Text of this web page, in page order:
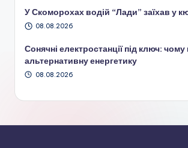
У Скоморохах водій “Лади” заїхав у
08.08.2026
Сонячні електростанції під ключ:
альтернативну енергетику
08.08.2026